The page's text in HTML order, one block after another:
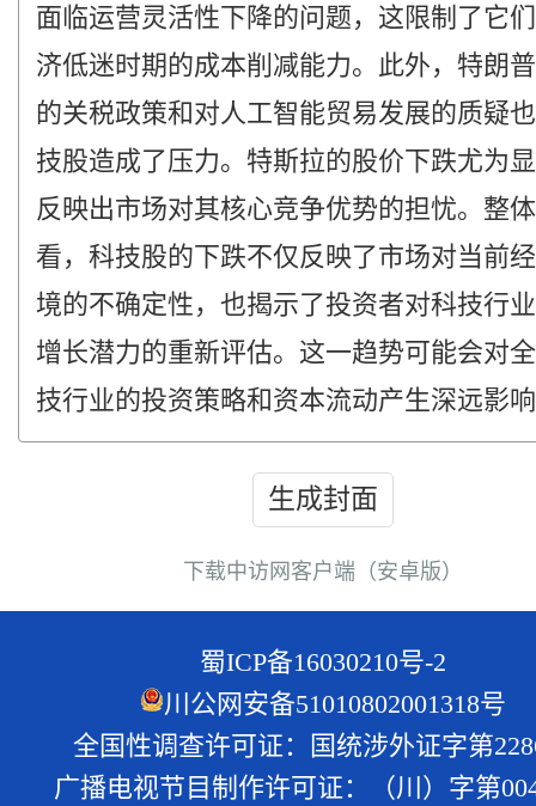
面临运营灵活性下降的问题，这限制了它
济低迷时期的成本削减能力。此外，特朗
的关税政策和对人工智能贸易发展的质疑
技股造成了压力。特斯拉的股价下跌尤为
反映出市场对其核心竞争优势的担忧。整
看，科技股的下跌不仅反映了市场对当前
境的不确定性，也揭示了投资者对科技行
增长潜力的重新评估。这一趋势可能会对
技行业的投资策略和资本流动产生深远影
生成封面
下载中访网客户端（安卓版）
蜀ICP备16030210号-2
川公网安备51010802001318号
全国性调查许可证：国统涉外证字第
广播电视节目制作许可证：（川）字第